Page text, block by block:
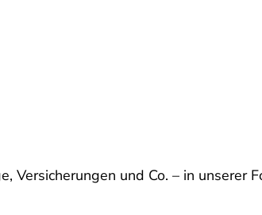
Versicherungen und Co. – in unserer